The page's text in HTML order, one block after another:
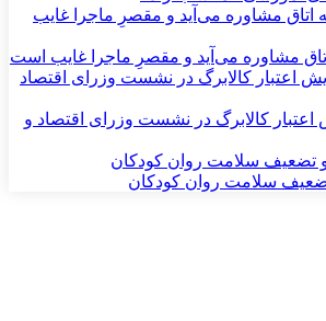
مشاوره می‌آید و مقصرِ ماجرا غایب است
کالابرگ در نشست وزرای اقتصاد و
تضعیف سلامت روان کودکان